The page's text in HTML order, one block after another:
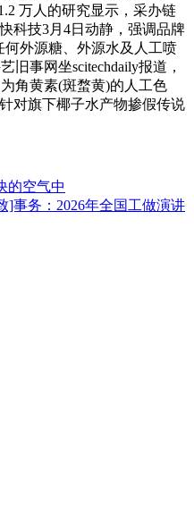
万人的研究显示，采办链
科技3月4日动静，强调品牌
何外源糖、外源水及人工喷
旧事网坐scitechdaily报道，
角黄素(斑蝥黄)的人工色
对旗下椰子水产物掺假传说
的空气中
]事务：2026年全国工做演讲